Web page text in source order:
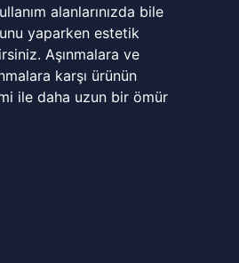
alanlarınızda bile
yaparken estetik
Aşınmalara ve
karşı ürünün
ile daha uzun bir ömür